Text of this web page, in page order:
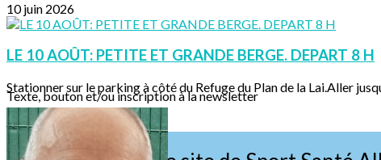
Texte, bouton et/ou inscription à la newsletter
Cliquez pour éditer
10 juin 2026
LE 10 AOÛT: PETITE ET GRANDE BERGE. DEPART 8 H
Stationner sur le parking à côté du Refuge du Plan de la Lai.Aller